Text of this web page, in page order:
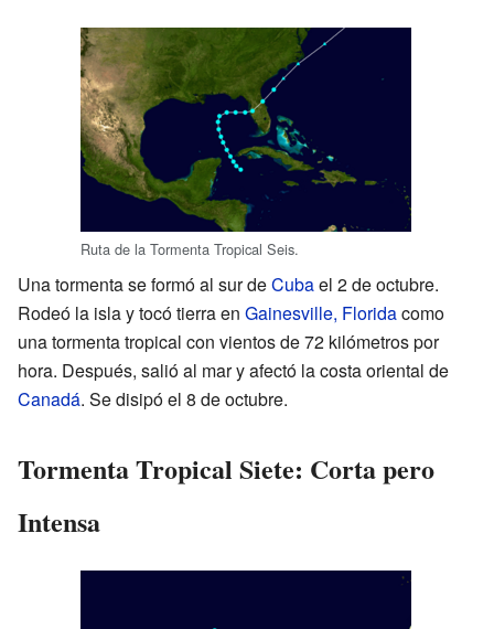
Ruta de la Tormenta Tropical Seis.
Una tormenta se formó al sur deCubael 2 de octubre.
Rodeó la isla y tocó tierra en Gainesville, Floridacomo
una tormenta tropical con vientos de 72 kilómetros por
hora. Después, salió al mar y afectó la costa oriental de
Canadá. Se disipó el 8 de octubre.
Tormenta Tropical Siete: Corta pero
Intensa